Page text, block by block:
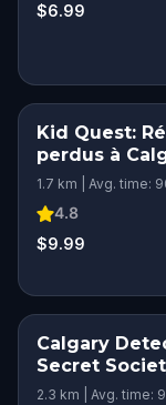
$6.99
Kid Quest:
perdus à
1.7 km | Avg. time:
4.8
$9.99
Calgary
Secret
2.3 km | Avg. time: